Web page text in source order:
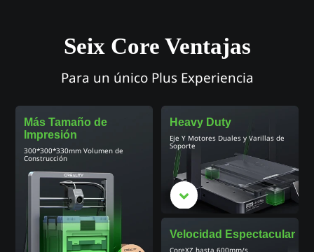
Seix Core Ventajas
Para un único Plus Experiencia
Más Tamaño de
Impresión
300*300*330mm Volumen de
Construcción
Heavy Duty
Eje Y Motores Duales y Varillas de
Soporte
Velocidad Espectacular